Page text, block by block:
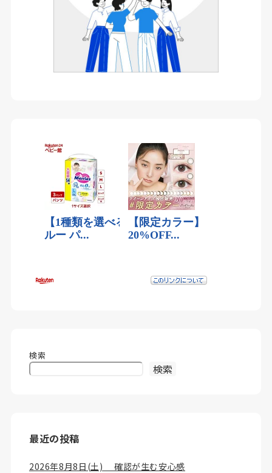
検索
検索
最近の投稿
2026年8月8日(土) 確認が生む安心感